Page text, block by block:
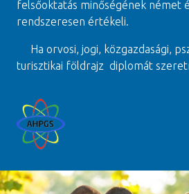
felsőoktatás minőségének német
rendszeresen értékeli.
Ha orvosi, jogi, közgazdasági,
turisztikai földrajz diplomát